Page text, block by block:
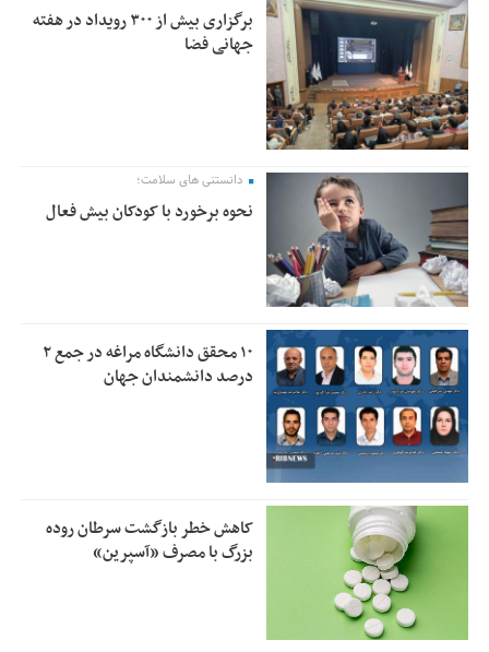
برگزاری بیش از ۳۰۰ رویداد در هفته
جهانی فضا
دانستنی های سلامت؛
نحوه برخورد با کودکان بیش فعال
۱۰ محقق دانشگاه مراغه در جمع ۲
درصد دانشمندان جهان
کاهش خطر بازگشت سرطان روده
بزرگ با مصرف «آسپرین»